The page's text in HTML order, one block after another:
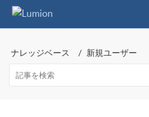
ナレッジベース 新規ユーザー